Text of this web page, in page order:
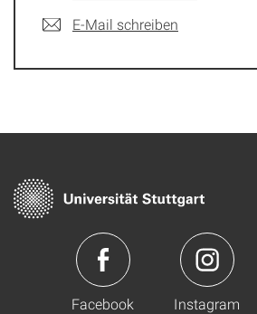
E-Mail schreiben
Facebook Instagram